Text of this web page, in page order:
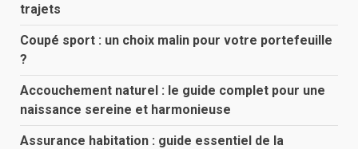
trajets
Coupé sport : un choix malin pour votre portefeuille
?
Accouchement naturel : le guide complet pour une
naissance sereine et harmonieuse
Assurance habitation : guide essentiel de la